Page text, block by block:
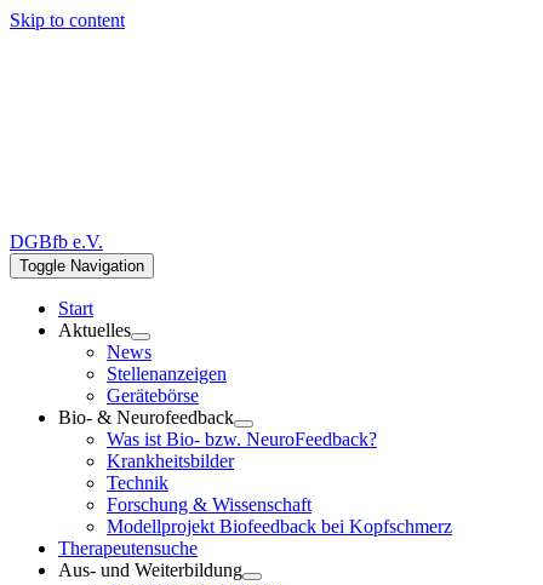
Skip to content
DGBfb e.V.
Toggle Navigation
Start
Aktuelles
News
Stellenanzeigen
Gerätebörse
Bio- & Neurofeedback
Was ist Bio- bzw. NeuroFeedback?
Krankheitsbilder
Technik
Forschung & Wissenschaft
Modellprojekt Biofeedback bei Kopfschmerz
Therapeutensuche
Aus- und Weiterbildung